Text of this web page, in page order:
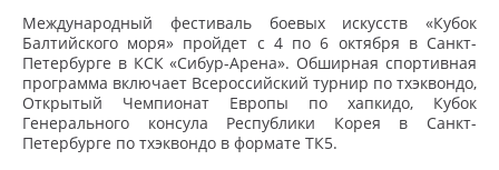
Международный фестиваль боевых искусств «Кубок
Балтийского моря» пройдет с 4 по 6 октября в Санкт-
Петербурге в КСК «Сибур-Арена». Обширная спортивная
программа включает Всероссийский турнир по тхэквондо,
Открытый Чемпионат Европы по хапкидо, Кубок
Генерального консула Республики Корея в Санкт-
Петербурге по тхэквондо в формате ТК5.